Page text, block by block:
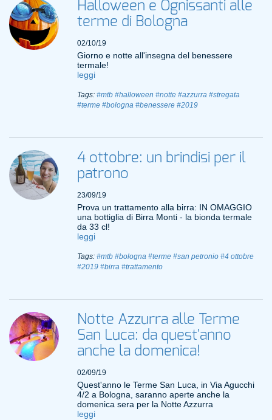
Halloween e Ognissanti alle
terme di Bologna
02/10/19
Giorno e notte all'insegna del benessere
termale!
leggi
Tags: #mtb #halloween #notte #azzurra #stregata
#terme #bologna #benessere #2019
4 ottobre: un brindisi per il
patrono
23/09/19
Prova un trattamento alla birra: IN OMAGGIO
una bottiglia di Birra Monti - la bionda termale
da 33 cl!
leggi
Tags: #mtb #bologna #terme #san petronio #4 ottobre
#2019 #birra #trattamento
Notte Azzurra alle Terme
San Luca: da quest'anno
anche la domenica!
02/09/19
Quest'anno le Terme San Luca, in Via Agucchi
4/2 a Bologna, saranno aperte anche la
domenica sera per la Notte Azzurra
leggi